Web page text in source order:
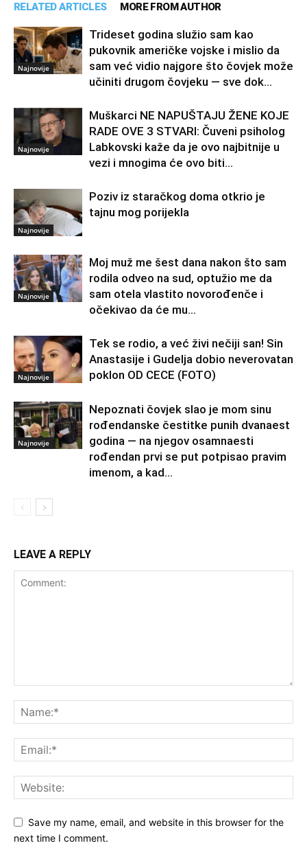
RELATED ARTICLES MORE FROM AUTHOR
Najnovije
Trideset godina služio sam kao
pukovnik američke vojske i mislio da
sam već vidio najgore što čovjek može
učiniti drugom čovjeku — sve dok...
Najnovije
Muškarci NE NAPUŠTAJU ŽENE KOJE
RADE OVE 3 STVARI: Čuveni psiholog
Labkovski kaže da je ovo najbitnije u
vezi i mnogima će ovo biti...
Najnovije
Poziv iz staračkog doma otkrio je
tajnu mog porijekla
Najnovije
Moj muž me šest dana nakon što sam
rodila odveo na sud, optužio me da
sam otela vlastito novorođenče i
očekivao da će mu...
Najnovije
Tek se rodio, a već živi nečiji san! Sin
Anastasije i Gudelja dobio neverovatan
poklon OD CECE (FOTO)
Najnovije
Nepoznati čovjek slao je mom sinu
rođendanske čestitke punih dvanaest
godina — na njegov osamnaesti
rođendan prvi se put potpisao pravim
imenom, a kad...
LEAVE A REPLY
Save my name, email, and website in this browser for the
next time I comment.